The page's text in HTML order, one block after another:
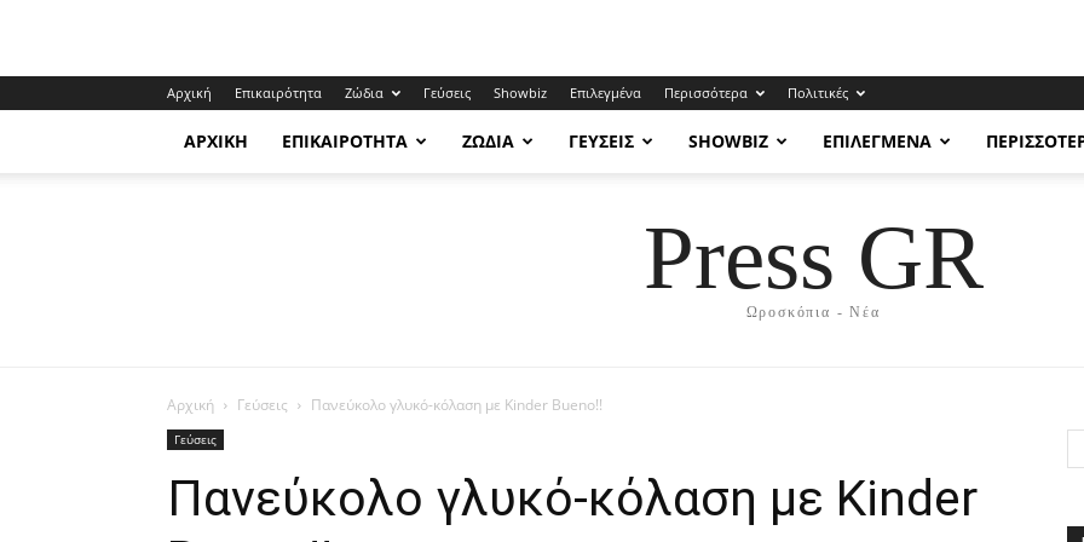
Αρχική Επικαιρότητα Ζώδια Γεύσεις Showbiz Επιλεγμένα Περισσότερα Πολιτικές
ΑΡΧΙΚΉ ΕΠΙΚΑΙΡΌΤΗΤΑ ΖΏΔΙΑ ΓΕΎΣΕΙΣ SHOWBIZ ΕΠΙΛΕΓΜΈΝΑ
Press GR
Ωροσκόπια - Νέα
Αρχική Γεύσεις Πανεύκολο γλυκό-κόλαση με Kinder Bueno!!
Γεύσεις
Πανεύκολο γλυκό-κόλαση με Kinder